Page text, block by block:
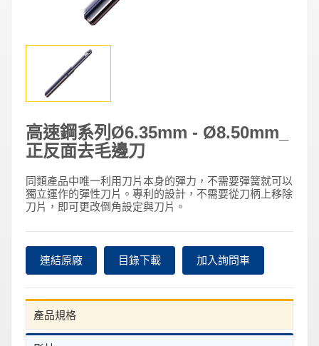
高速鋼系列Ø6.35mm - Ø8.50mm_
正反面去毛邊刀
同類產品中唯一利用刀片本身的彈力，不需要彈簧就可以
獨立運作的彈性刀片。專利的設計，不需要從刀柄上移除
刀片，即可更改倒角設定與刀片。
連結原廠 目錄下載 加入詢問車
產品規格